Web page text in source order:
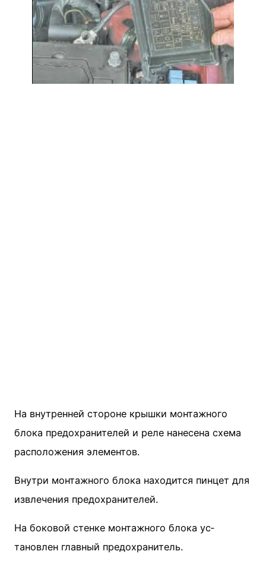
На внутренней стороне крышки монтажного
блока предохранителей и реле нанесена схема
расположения элементов.
Внутри монтажного блока находится пинцет для
извлечения предохранителей.
На боковой стенке монтажного блока ус­
тановлен главный предохранитель.